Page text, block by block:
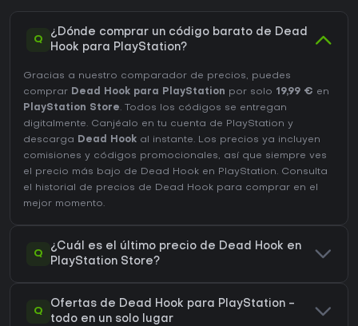
Q
¿Dónde comprar un código barato de Dead
Hook para PlayStation?
Gracias a nuestro comparador de precios, puedes
comprar Dead Hook para PlayStation por solo 19,99 € en
PlayStation Store. Todos los códigos se entregan
digitalmente. Canjéalo en tu cuenta de PlayStation y
descarga Dead Hook al instante. Los precios ya incluyen
comisiones y códigos promocionales, así que siempre ves
el precio más bajo de Dead Hook en PlayStation. Consulta
el
historial de precios de Dead Hook para comprar en el
mejor momento.
Q
¿Cuál es el último precio de Dead Hook en
PlayStation Store?
Q
Ofertas de Dead Hook para PlayStation -
todo en un solo lugar